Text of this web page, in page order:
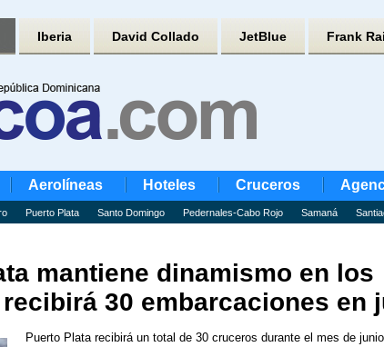
Iberia David Collado JetBlue Frank
Aerolíneas Hoteles Cruceros
Puerto Plata Santo Domingo Pedernales-Cabo Rojo Samaná
mantiene dinamismo en los
30 embarcaciones en
Puerto Plata recibirá un total de 30 cruceros durante el mes de